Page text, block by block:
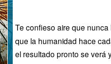
Te confieso aire que
que la humanidad hace
el resultado pronto se verá